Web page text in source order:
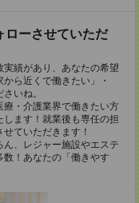
ローさせていただ
実績があり、あなたの希望
ら近くで働きたい」・
いね。
療・介護業界で働きたい方
ます！就業後も専任の担
ていただきます！
ん、レジャー施設やエステ
！あなたの「働きやす